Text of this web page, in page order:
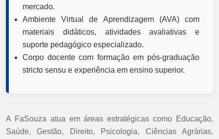
mercado.
Ambiente Virtual de Aprendizagem (AVA) com
materiais didáticos, atividades avaliativas e
suporte pedagógico especializado.
Corpo docente com formação em pós-graduação
stricto sensu e experiência em ensino superior.
A FaSouza atua em áreas estratégicas como Educação,
Saúde, Gestão, Direito, Psicologia, Ciências Agrárias,